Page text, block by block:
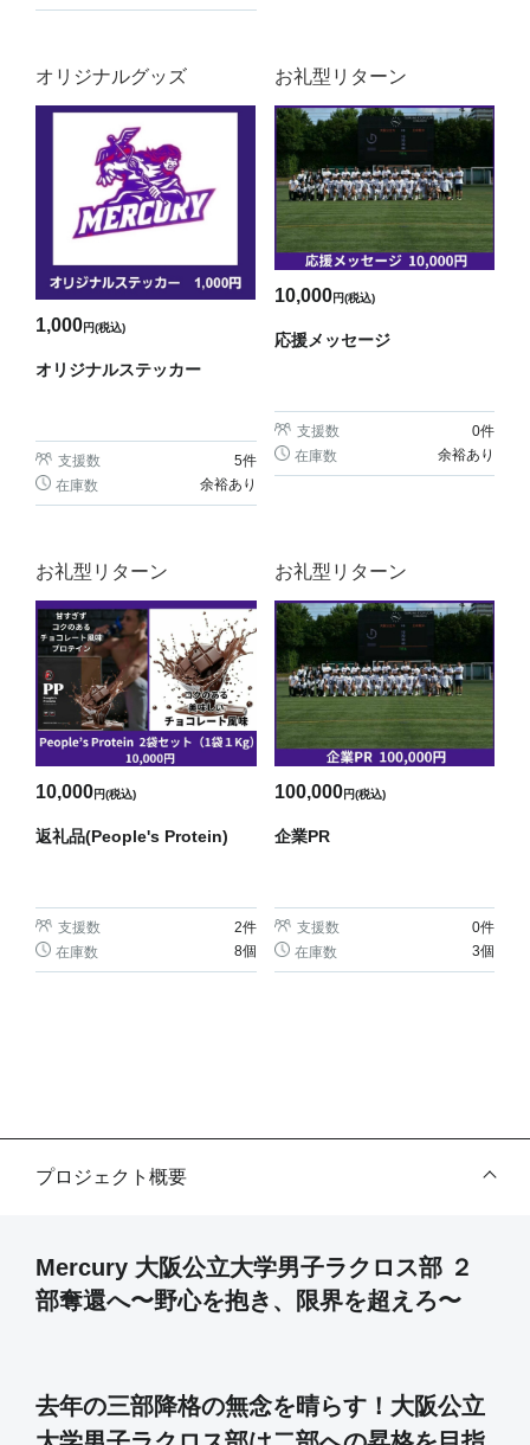
オリジナルグッズ
1,000円(税込)
オリジナルステッカー
支援数 5件
在庫数
余裕あり
お礼型リターン
10,000円(税込)
応援メッセージ
支援数 0件
在庫数
余裕あり
お礼型リターン
10,000円(税込)
返礼品(People's Protein)
支援数 2件
在庫数
8個
お礼型リターン
100,000円(税込)
企業PR
支援数 0件
在庫数
3個
プロジェクト概要
Mercury 大阪公立大学男子ラクロス部 ２
部奪還へ〜野心を抱き、限界を超えろ〜
去年の三部降格の無念を晴らす！大阪公立